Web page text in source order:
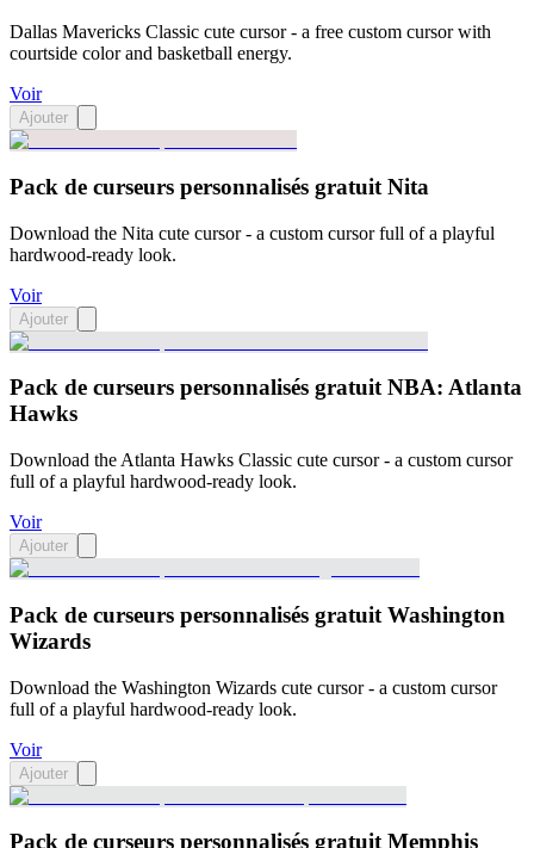
Dallas Mavericks Classic cute cursor - a free custom cursor with
courtside color and basketball energy.
Voir
Ajouter
Pack de curseurs personnalisés gratuit Nita
Download the Nita cute cursor - a custom cursor full of a playful
hardwood-ready look.
Voir
Ajouter
Pack de curseurs personnalisés gratuit NBA: Atlanta
Hawks
Download the Atlanta Hawks Classic cute cursor - a custom cursor
full of a playful hardwood-ready look.
Voir
Ajouter
Pack de curseurs personnalisés gratuit Washington
Wizards
Download the Washington Wizards cute cursor - a custom cursor
full of a playful hardwood-ready look.
Voir
Ajouter
Pack de curseurs personnalisés gratuit Memphis